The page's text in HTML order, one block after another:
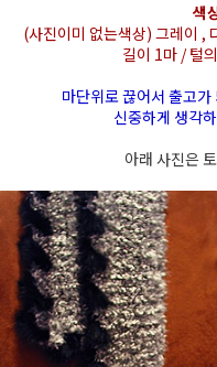
색
(사진이미 없는색상) 그레이 ,
길이 1마 / 털
마단위로 끊어서 출고
신중하게 생각
아래 사진은